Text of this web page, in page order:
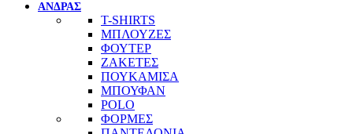
ΑΝΔΡΑΣ
T-SHIRTS
ΜΠΛΟΥΖΕΣ
ΦΟΥΤΕΡ
ΖΑΚΕΤΕΣ
ΠΟΥΚΑΜΙΣΑ
ΜΠΟΥΦΑΝ
POLO
ΦΟΡΜΕΣ